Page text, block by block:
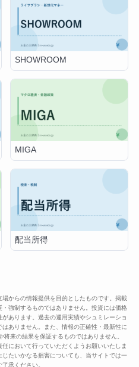
SHOWROOM
MIGA
配当所得
からの情報提供を目的としたものです。掲載
強制するものではありません。投資には価格
あります。過去の運用実績やシュミレーショ
ありません。また、情報の正確性・最新性に
来の結果を保証するものではありません。
において行っていただくようお願いいたしま
たいかなる損害についても、当サイトでは一
承ください。